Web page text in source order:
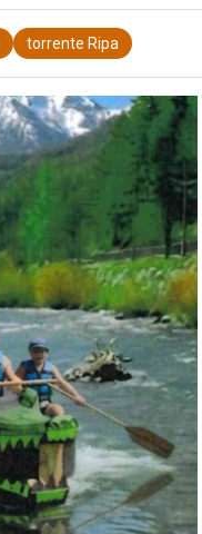
torrente Ripa